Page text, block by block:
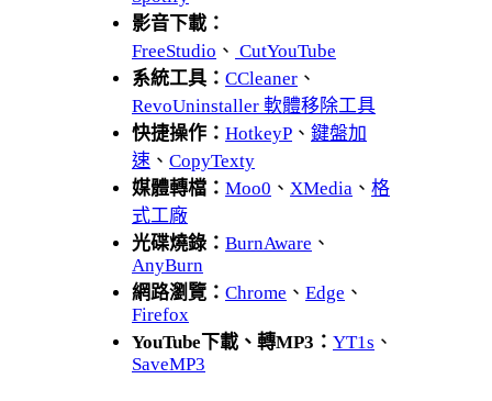
影音下載：
FreeStudio 、 CutYouTube
系統工具： CCleaner 、
RevoUninstaller 軟體移除工具
快捷操作： HotkeyP 、 鍵盤加
速 、 CopyTexty
媒體轉檔： Moo0 、 XMedia 、 格
式工廠
光碟燒錄： BurnAware 、
AnyBurn
網路瀏覽： Chrome 、 Edge 、
Firefox
YouTube下載、轉MP3： YT1s 、
SaveMP3